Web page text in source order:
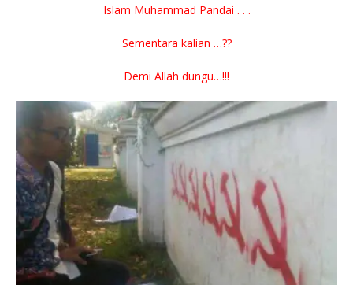
Islam Muhammad Pandai . . .
Sementara kalian …??
Demi Allah dungu…!!!